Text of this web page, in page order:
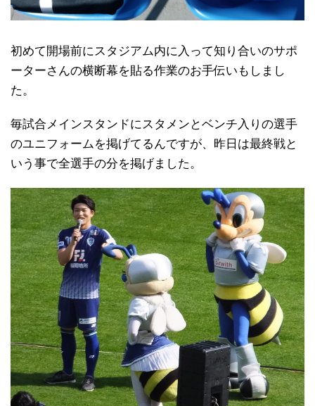
初めて開場前にスタジアム内に入って知り合いのサポ
ーターさんの横断幕を貼る作業のお手伝いもしまし
た。
毎試合メインスタンドにスタメンとベンチ入りの選手
のユニフォームを掲げてるんですが、昨日は最終戦と
いう事で全選手の分を掲げました。